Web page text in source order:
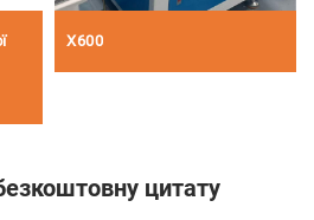
X600
цитату